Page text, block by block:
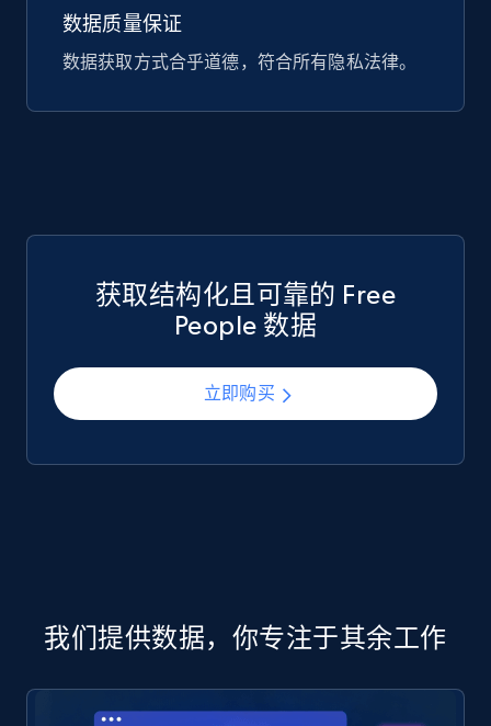
747+ 39+
数据质量保证
数据获取方式合乎道德，符合所有隐私法律。
获取结构化且可靠的 Free
People 数据
立即购买
我们提供数据，你专注于其余工作